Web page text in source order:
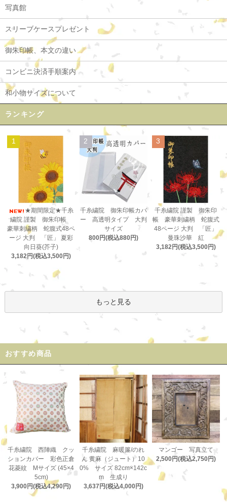
写真館
スリーブケースプレゼント
御朱印帳、本文の違い
コンビニ決済手順案内
和小物サイズについて
ランキング
1
★期間限定★千糸
繍院 謹製 御朱印帳
豪華刺繍柄 蛇腹式48ペ
ージ 大判 「匠」 夏彩
向日葵(芥子)
3,182円(税込3,500円)
2
千糸繍院 御朱印帳カバ
ー 高透明タイプ 大判
サイズ
800円(税込880円)
3
千糸繍院 謹製 御朱印
帳 豪華刺繍柄 蛇腹式
48ページ 大判 「匠」
曼珠沙華 紅
3,182円(税込3,500円)
もっと見る
おすすめ商品
千糸繍院 西陣織 クッ
ションカバー 彩色正倉
花菱紋 Mサイズ (45×4
5cm)
3,900円(税込4,290円)
千糸繍院 麻暖簾/のれ
ん 黄麻（ジュート）10
0% サイズ 82cm×142c
m 生成り
3,637円(税込4,000円)
マンゴー 写真立て
2,500円(税込2,750円)